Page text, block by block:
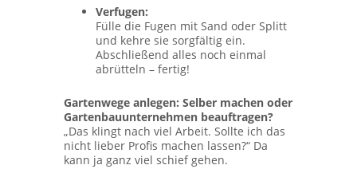
Verfugen:
Fülle die Fugen mit Sand oder Splitt
und kehre sie sorgfältig ein.
Abschließend alles noch einmal
abrütteln – fertig!
Gartenwege anlegen: Selber machen oder
Gartenbauunternehmen beauftragen?
„Das klingt nach viel Arbeit. Sollte ich das
nicht lieber Profis machen lassen?“ Da
kann ja ganz viel schief gehen.